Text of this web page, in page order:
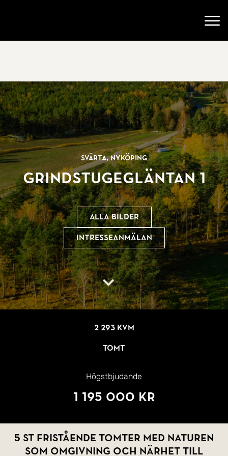
Svärta, Nyköping
Grindstugegläntan 1
Alla bilder
Intresseanmälan
2 293 kvm
Tomt
Högstbjudande
1 195 000 kr
5 st fristående tomter med naturen
som omgivning och närhet till